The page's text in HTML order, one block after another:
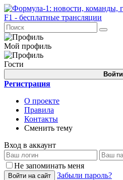
Мой профиль
Гости
Войти
Регистрация
О проекте
Правила
Контакты
Сменить тему
Вход в аккаунт
Не запоминать меня
Войти на сайт
Забыли пароль?